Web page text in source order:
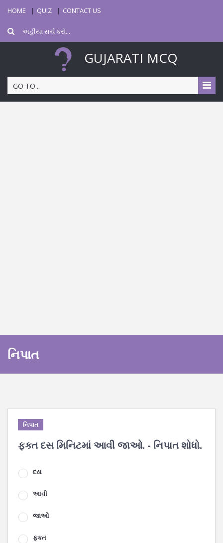
HOME QUIZ CONTACT US
GUJARATI MCQ
GO TO...
નિપાત
નિપાત
ફક્ત દસ મિનિટમાં આવી જાઓ. - નિપાત શોધો.
દસ
આવી
જાઓ
ફકત